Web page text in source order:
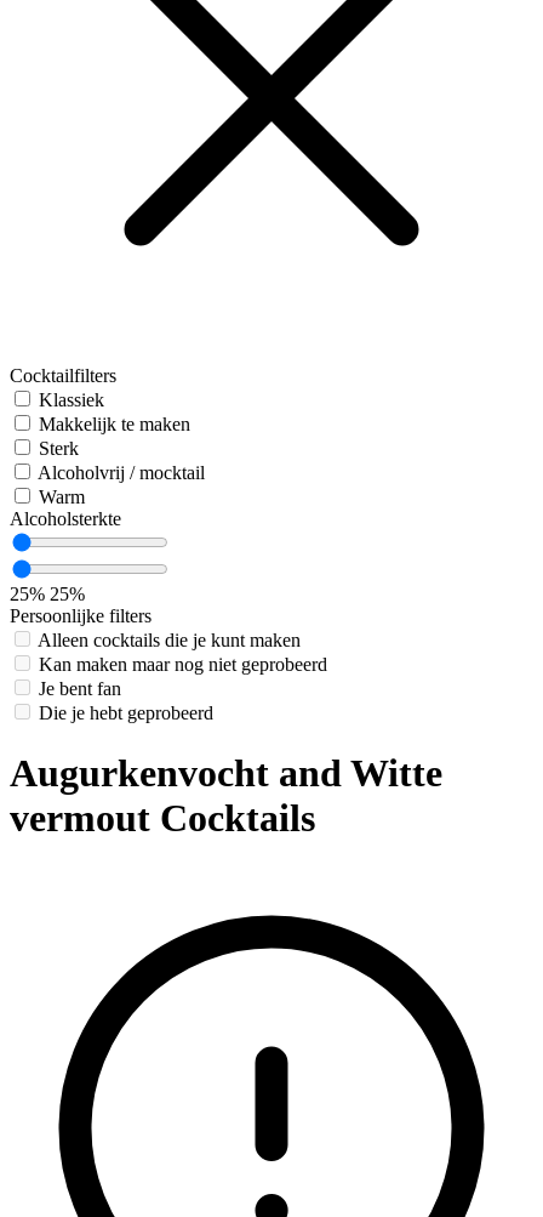
Cocktailfilters
Klassiek
Makkelijk te maken
Sterk
Alcoholvrij / mocktail
Warm
Alcoholsterkte
25% 25%
Persoonlijke filters
Alleen cocktails die je kunt maken
Kan maken maar nog niet geprobeerd
Je bent fan
Die je hebt geprobeerd
Augurkenvocht and Witte
vermout Cocktails